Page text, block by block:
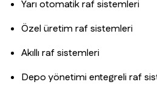
Yarı otomatik raf sistemleri
Özel üretim raf sistemleri
Akıllı raf sistemleri
Depo yönetimi entegreli raf